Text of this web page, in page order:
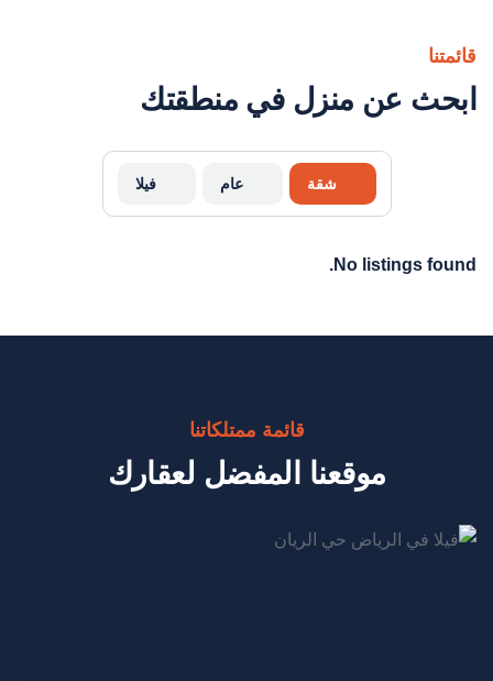
قائمتنا
ابحث عن منزل في منطقتك
شقة عام فيلا
No listings found.
قائمة ممتلكاتنا
موقعنا المفضل لعقارك